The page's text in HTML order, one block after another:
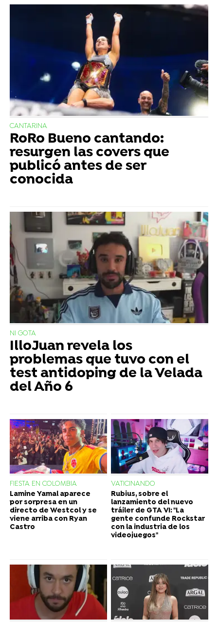
CANTARINA
RoRo Bueno cantando:
resurgen las covers que
publicó antes de ser
conocida
NI GOTA
IlloJuan revela los
problemas que tuvo con el
test antidoping de la Velada
del Año 6
FIESTA EN COLOMBIA
Lamine Yamal aparece
por sorpresa en un
directo de Westcol y se
viene arriba con Ryan
Castro
VATICINANDO
Rubius, sobre el
lanzamiento del nuevo
tráiler de GTA VI: "La
gente confunde Rockstar
con la industria de los
videojuegos"